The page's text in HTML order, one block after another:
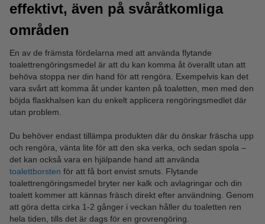
effektivt, även på svåråtkomliga
områden
En av de främsta fördelarna med att använda flytande
toalettrengöringsmedel är att du kan komma åt överallt utan att
behöva stoppa ner din hand för att rengöra. Exempelvis kan det
vara svårt att komma åt under kanten på toaletten, men med den
böjda flaskhalsen kan du enkelt applicera rengöringsmedlet där
utan problem.
Du behöver endast tillämpa produkten där du önskar fräscha upp
och rengöra, vänta lite för att den ska verka, och sedan spola –
det kan också vara en hjälpande hand att använda
toalettborsten för att få bort envist smuts. Flytande
toalettrengöringsmedel bryter ner kalk och avlagringar och din
toalett kommer att kännas fräsch direkt efter användning. Genom
att göra detta cirka 1-2 gånger i veckan håller du toaletten ren
hela tiden, tills det är dags för en grovrengöring.